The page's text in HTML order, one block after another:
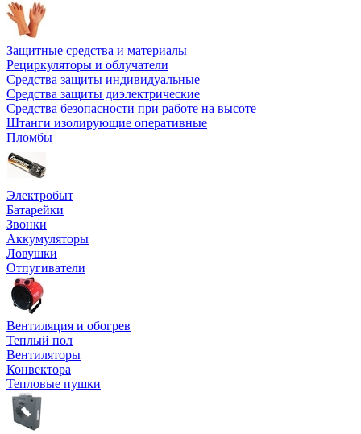
Защитные средства и материалы
Рециркуляторы и облучатели
Средства защиты индивидуальные
Средства защиты диэлектрические
Средства безопасности при работе на высоте
Штанги изолирующие оперативные
Пломбы
Электробыт
Батарейки
Звонки
Аккумуляторы
Ловушки
Отпугиватели
Вентиляция и обогрев
Теплый пол
Вентиляторы
Конвектора
Тепловые пушки